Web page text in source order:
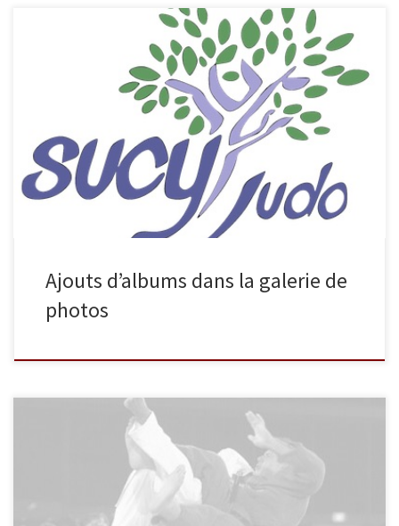
Si vous accompagnez nos judokas en compétition et que vous
prenez des photos, vous pouvez, si vous le désirez, nous mettre à
disposition vos clichés afin que nous les partagions avec le plus
grand nombre. C’est d’ailleurs ce que font régulièrement A-S
Marchal et S Lecomte et nous les remercions […]
Ajouts d’albums dans la galerie de
photos
Du 21 au 24 octobre 2013, le club organisait un stage compétition
pour les benjamins, minimes, cadets et juniors du club. Ce stage
était encadré par Philippe Boucard et Eric Rousselle, avec l’aide